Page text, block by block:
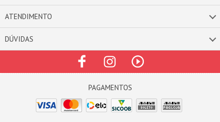
ATENDIMENTO
DÚVIDAS